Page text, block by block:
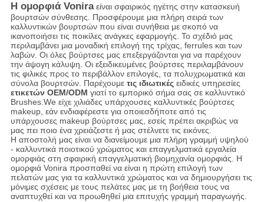
Η ομορφιά Voniraείναι σφαιρικός ηγέτης στην κατασκευή
βουρτσών σύνθεσης. Προσφέρουμε μια πλήρη σειρά των
καλλυντικών βουρτσών που είναι συνήθεια με σκοπό να
ικανοποιήσει τις ποικίλες ανάγκες εφαρμογής. Το σχέδιό μας
περιλαμβάνει μια μοναδική επιλογή της τρίχας, ferrules και των
λαβών. Οι όλες βούρτσες μας επεξεργάζονται για να παρέχουν
την άψογη κάλυψη. Οι εξειδικευμένες βούρτσες περιλαμβάνουν
τις φιλικές προς το περιβάλλον επιλογές, τα πολυχρωματικά και
σύνολα βουρτσών. Παρέχουμε τις ιδιωτικέςειδικές υπηρεσίες
ετικετών OEM/ODM γιατί το εμπορικό σήμα σας σε καλλυντικό
Brushes.We είχε χιλιάδες υπάρχουσες καλλυντικές βούρτσες
makeup, εάν ενδιαφέρεστε για οποιεσδήποτε από τις
υπάρχουσες makeup βούρτσες μας, εσείς πρέπει ακριβώς να
μας πει ποιο ένα χρειάζεστε ή μας στέλνετε τις εικόνες.
Η αποστολή μας είναι να διανείμουμε μια πλήρη γραμμή υψηλού
- καλλυντικά ποιοτικού χρώματος και επαγγελματικά εργαλεία
ομορφιάς στη σφαιρική επαγγελματική βιομηχανία ομορφιάς. Η
ομορφιά Vonira προσπαθεί να είναι η πρώτη επιλογή των
πελατών μας για τα καλλυντικά χρώματος και να δημιουργήσει τις
μόνιμες σχέσεις με τους πελάτες μας με τη βοήθεια τους να
αναπτυχθεί και να προωθηθεί μια επιτυχής γραμμή παραγωγής.